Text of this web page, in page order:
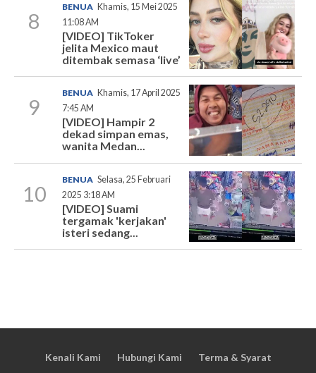
8
BENUA Khamis, 15 Mei 2025
11:08 AM
[VIDEO] TikToker
jelita Mexico maut
ditembak semasa ‘live’
9
BENUA Khamis, 17 April 2025
7:45 AM
[VIDEO] Hampir 2
dekad simpan emas,
wanita Medan...
10
BENUA Selasa, 25 Februari
2025 3:18 AM
[VIDEO] Suami
tergamak 'kerjakan'
isteri sedang...
Kenali Kami Hubungi Kami Terma & Syarat